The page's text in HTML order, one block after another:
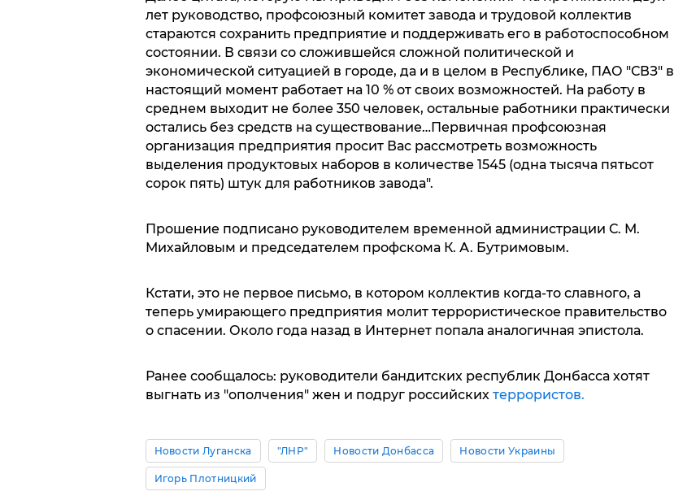
лет руководство, профсоюзный комитет завода и трудовой коллектив
стараются сохранить предприятие и поддерживать его в работоспособном
состоянии. В связи со сложившейся сложной политической и
экономической ситуацией в городе, да и в целом в Республике, ПАО "СВЗ" в
настоящий момент работает на 10 % от своих возможностей. На работу в
среднем выходит не более 350 человек, остальные работники практически
остались без средств на существование…Первичная профсоюзная
организация предприятия просит Вас рассмотреть возможность
выделения продуктовых наборов в количестве 1545 (одна тысяча пятьсот
сорок пять) штук для работников завода".
Прошение подписано руководителем временной администрации С. М.
Михайловым и председателем профскома К. А. Бутримовым.
Кстати, это не первое письмо, в котором коллектив когда-то славного, а
теперь умирающего предприятия молит террористическое правительство
о спасении. Около года назад в Интернет попала аналогичная эпистола.
Ранее сообщалось: руководители бандитских республик Донбасса хотят
выгнать из "ополчения" жен и подруг российских террористов.
Новости Луганска "ЛНР" Новости Донбасса Новости Украины
Игорь Плотницкий